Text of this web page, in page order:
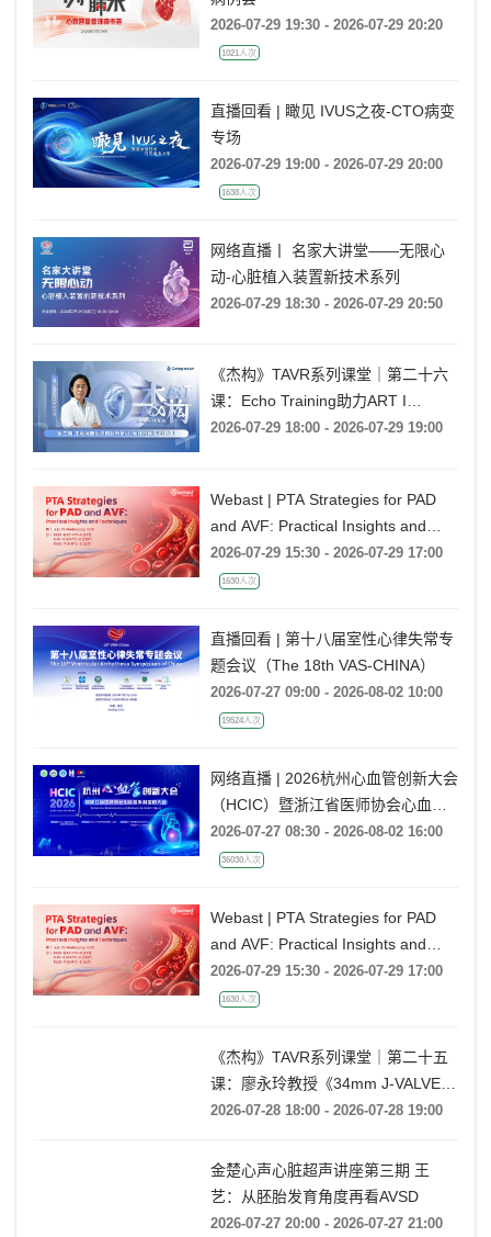
2026-07-29 19:30 - 2026-07-29 20:20
1021人次
直播回看 | 瞰见 IVUS之夜-CTO病变
专场
2026-07-29 19:00 - 2026-07-29 20:00
1638人次
网络直播丨 名家大讲堂——无限心
动-心脏植入装置新技术系列
2026-07-29 18:30 - 2026-07-29 20:50
《杰构》TAVR系列课堂｜第二十六
课：Echo Training助力ART I
Rebecca T. Hahn教授《第二期-主动
2026-07-29 18:00 - 2026-07-29 19:00
Webast | PTA Strategies for PAD
and AVF: Practical Insights and
Techniques
2026-07-29 15:30 - 2026-07-29 17:00
1630人次
直播回看 | 第十八届室性心律失常专
题会议（The 18th VAS-CHINA）
2026-07-27 09:00 - 2026-08-02 10:00
19524人次
网络直播 | 2026杭州心血管创新大会
（HCIC）暨浙江省医师协会心血管
外科医师大会
2026-07-27 08:30 - 2026-08-02 16:00
36030人次
Webast | PTA Strategies for PAD
and AVF: Practical Insights and
Techniques
2026-07-29 15:30 - 2026-07-29 17:00
1630人次
《杰构》TAVR系列课堂｜第二十五
课：廖永玲教授《34mm J-VALVE
TF 治疗超大瓣环AR的实战经验》
2026-07-28 18:00 - 2026-07-28 19:00
金楚心声心脏超声讲座第三期 王